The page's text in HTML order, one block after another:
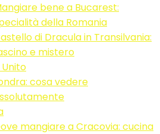
bene a Bucarest:
della Romania
di Dracula in Transilvania:
e mistero
cosa vedere
mangiare a Cracovia: cucina